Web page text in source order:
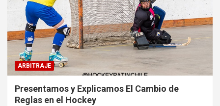
ARBITRAJE
Presentamos y Explicamos El Cambio de
Reglas en el Hockey